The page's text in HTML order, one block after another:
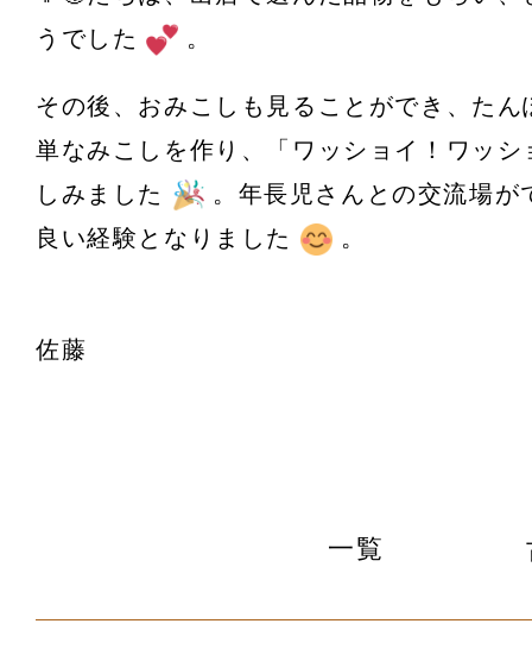
うでした
。
その後、おみこしも見ることができ、たん
単なみこしを作り、「ワッショイ！ワッシ
しみました
。年長児さんとの交流場が
良い経験となりました
。
佐藤
一覧